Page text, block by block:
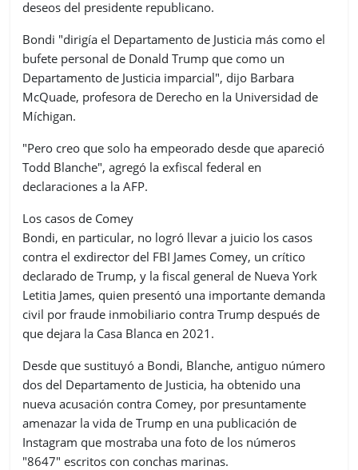
deseos del presidente republicano.
Bondi "dirigía el Departamento de Justicia más como el
bufete personal de Donald Trump que como un
Departamento de Justicia imparcial", dijo Barbara
McQuade, profesora de Derecho en la Universidad de
Míchigan.
"Pero creo que solo ha empeorado desde que apareció
Todd Blanche", agregó la exfiscal federal en
declaraciones a la AFP.
Los casos de Comey
Bondi, en particular, no logró llevar a juicio los casos
contra el exdirector del FBI James Comey, un crítico
declarado de Trump, y la fiscal general de Nueva York
Letitia James, quien presentó una importante demanda
civil por fraude inmobiliario contra Trump después de
que dejara la Casa Blanca en 2021.
Desde que sustituyó a Bondi, Blanche, antiguo número
dos del Departamento de Justicia, ha obtenido una
nueva acusación contra Comey, por presuntamente
amenazar la vida de Trump en una publicación de
Instagram que mostraba una foto de los números
"8647" escritos con conchas marinas.